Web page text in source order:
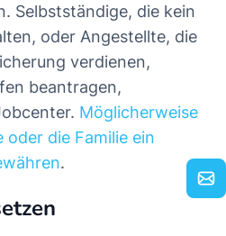
Selbstständige, die kein
oder Angestellte, die
verdienen,
beantragen,
Möglicherweise
oder die Familie ein
.